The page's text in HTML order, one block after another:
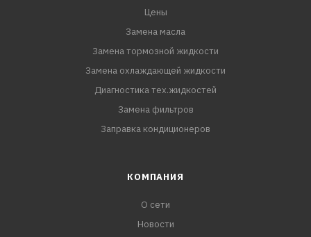
Цены
Замена масла
Замена тормозной жидкости
Замена охлаждающей жидкости
Диагностика тех.жидкостей
Замена фильтров
Заправка кондиционеров
КОМПАНИЯ
О сети
Новости